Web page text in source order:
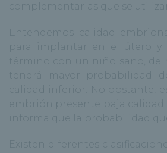
complementarias que se
Entendemos calidad
para implantar en el útero y
término con un niño sano, de
tendrá mayor probabilidad
calidad inferior. No obstante,
embrión presente baja
informa que la probabilidad
Existen diferentes